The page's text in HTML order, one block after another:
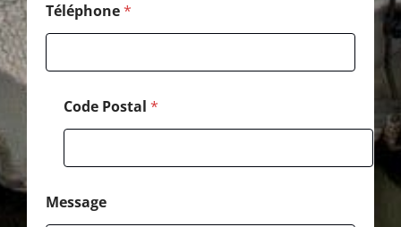
Téléphone*
Code Postal *
Message